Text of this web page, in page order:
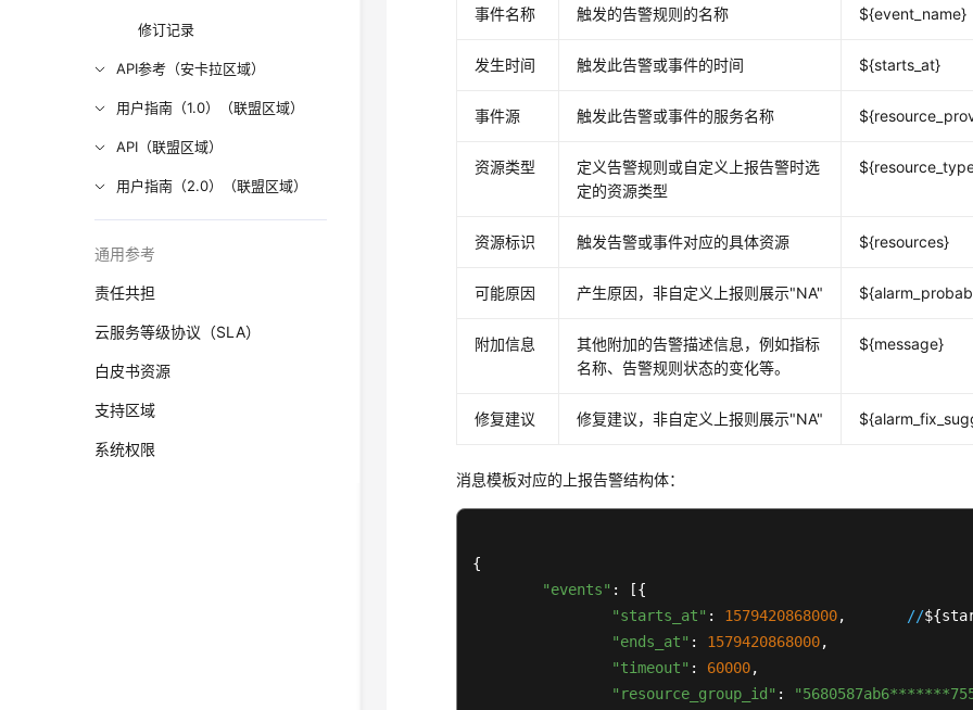
修订记录
API参考（安卡拉区域）
用户指南（1.0）（联盟区域）
API（联盟区域）
用户指南（2.0）（联盟区域）
通用参考
责任共担
云服务等级协议（SLA）
白皮书资源
支持区域
系统权限
事件名称 触发的告警规则的名称 ${event_name}
发生时间 触发此告警或事件的时间 ${starts_at}
事件源 触发此告警或事件的服务名称
资源类型
定义告警规则或自定义上报告警时选
定的资源类型
资源标识 触发告警或事件对应的具体资源 ${resources}
可能原因 产生原因，非自定义上报则展示"NA"
附加信息
其他附加的告警描述信息，例如指标
名称、告警规则状态的变化等。
${message}
修复建议 修复建议，非自定义上报则展示"NA"
消息模板对应的上报告警结构体：
{
"events" : [{
"starts_at" : 1579420868000, //
"ends_at" : 1579420868000,
"timeout" : 60000,
"resource_group_id" :